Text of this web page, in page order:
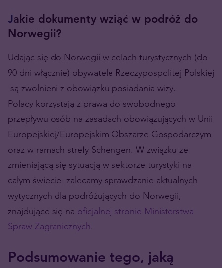
Jakie dokumenty wziąć w podróż do
Norwegii?
Udając się do Norwegii w celach turystycznych (do
90 dni włącznie) obywatele Rzeczypospolitej Polskiej
są zwolnieni z obowiązku posiadania wizy.
Polacy korzystają z prawa do swobodnego
przepływu osób na zasadach obowiązujących w Unii
Europejskiej/Europejskim Obszarze Gospodarczym
oraz w ramach strefy Schengen. W związku ze
zmieniającą się sytuacją w sektorze turystyki na
całym świecie zalecamy sprawdzanie aktualnych
wytycznych dla podróżujących do Norwegii,
znajdujące się na oficjalnej stronie Ministerstwa
Spraw Zagranicznych.
Podsumowanie tego, jaką